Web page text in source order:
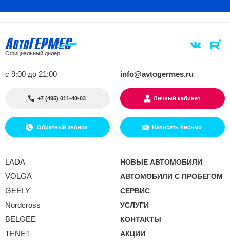
Официальный дилер
с 9:00 до 21:00 info@avtogermes.ru
+7 (495) 011-40-03 Личный кабинет
Обратный звонок Написать письмо
LADA
VOLGA
GEELY
Nordcross
BELGEE
TENET
НОВЫЕ АВТОМОБИЛИ
АВТОМОБИЛИ С ПРОБЕГОМ
СЕРВИС
УСЛУГИ
КОНТАКТЫ
АКЦИИ